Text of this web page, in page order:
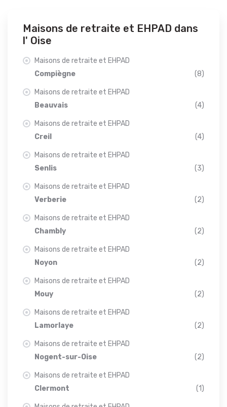
Maisons de retraite et EHPAD dans
l' Oise
Maisons de retraite et EHPAD
Compiègne
(8)
Maisons de retraite et EHPAD
Beauvais
(4)
Maisons de retraite et EHPAD
Creil
(4)
Maisons de retraite et EHPAD
Senlis
(3)
Maisons de retraite et EHPAD
Verberie
(2)
Maisons de retraite et EHPAD
Chambly
(2)
Maisons de retraite et EHPAD
Noyon
(2)
Maisons de retraite et EHPAD
Mouy
(2)
Maisons de retraite et EHPAD
Lamorlaye
(2)
Maisons de retraite et EHPAD
Nogent-sur-Oise
(2)
Maisons de retraite et EHPAD
Clermont
(1)